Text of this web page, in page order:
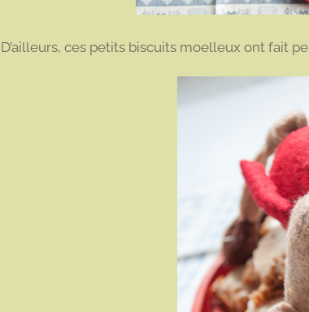
D’ailleurs, ces petits biscuits moelleux ont fait